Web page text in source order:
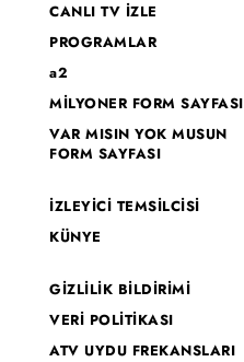
CANLI TV İZLE
PROGRAMLAR
a2
MİLYONER FORM SAYFASI
VAR MISIN YOK MUSUN
FORM SAYFASI
İZLEYİCİ TEMSİLCİSİ
KÜNYE
GİZLİLİK BİLDİRİMİ
VERİ POLİTİKASI
ATV UYDU FREKANSLARI